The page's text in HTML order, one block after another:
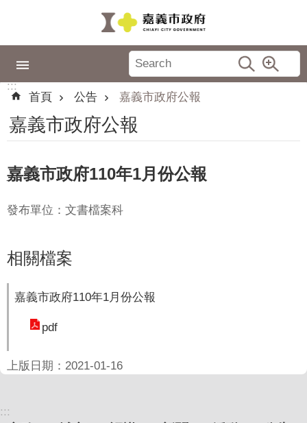
政
專
區
城
品
牌
認
嘉
義
新
:::
首頁
公告 嘉義市政府公報
嘉義市政府公報
嘉義市政府110年1月份公報
發布單位：文書檔案科
相關檔案
嘉義市政府110年1月份公報
pdf
上版日期：2021-01-16
:::